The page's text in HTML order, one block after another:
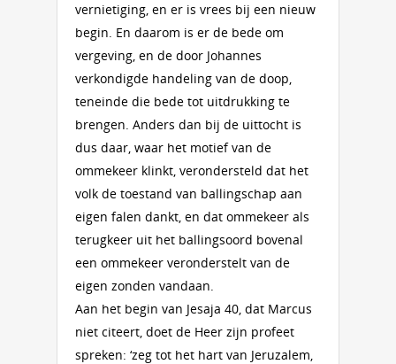
vernietiging, en er is vrees bij een nieuw
begin. En daarom is er de bede om
vergeving, en de door Johannes
verkondigde handeling van de doop,
teneinde die bede tot uitdrukking te
brengen. Anders dan bij de uittocht is
dus daar, waar het motief van de
ommekeer klinkt, verondersteld dat het
volk de toestand van ballingschap aan
eigen falen dankt, en dat ommekeer als
terugkeer uit het ballingsoord bovenal
een ommekeer veronderstelt van de
eigen zonden vandaan.
Aan het begin van Jesaja 40, dat Marcus
niet citeert, doet de Heer zijn profeet
spreken: ‘zeg tot het hart van Jeruzalem,